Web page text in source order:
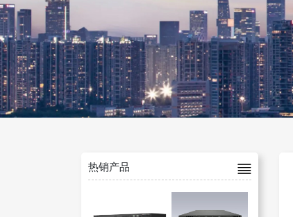
热销产品